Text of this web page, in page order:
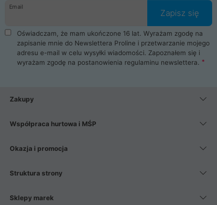
Email
Zapisz się
Oświadczam, że mam ukończone 16 lat. Wyrażam zgodę na
zapisanie mnie do Newslettera Proline i przetwarzanie mojego
adresu e-mail w celu wysyłki wiadomości. Zapoznałem się i
wyrażam zgodę na postanowienia regulaminu newslettera.
Zakupy
Współpraca hurtowa i MŚP
Okazja i promocja
Struktura strony
Sklepy marek